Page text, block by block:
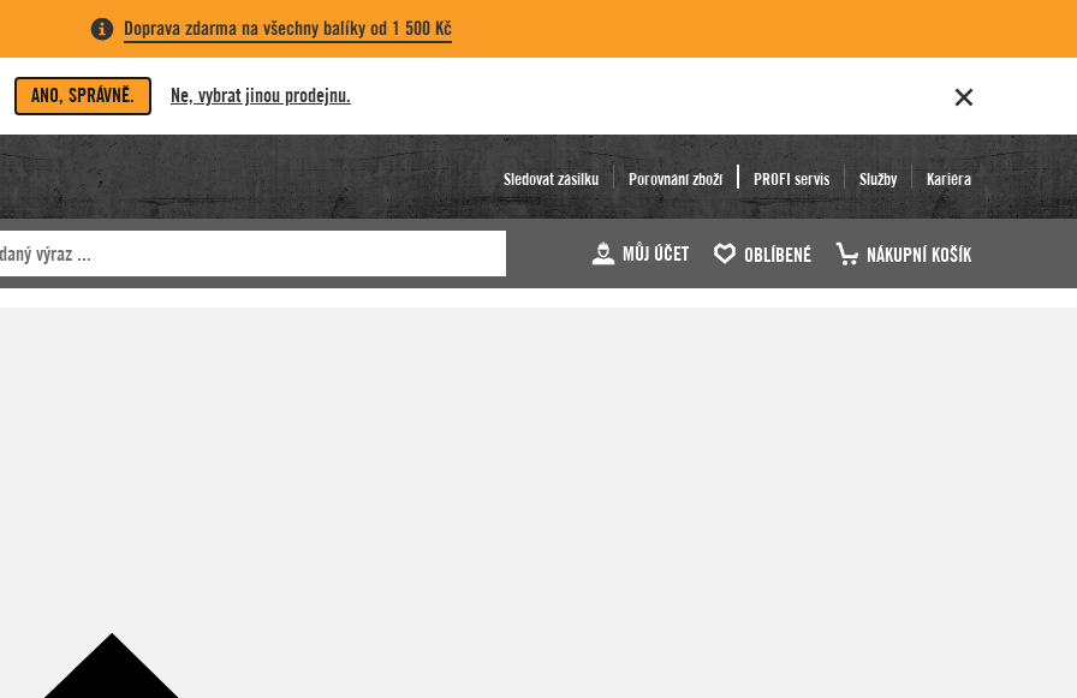
Doprava zdarma na všechny balíky od 1 500 Kč
ANO, SPRÁVNĚ. Ne, vybrat jinou prodejnu.
Sledovat zásilku Porovnání zboží PROFI servis Služby Kariéra
MŮJ ÚČET OBLÍBENÉ NÁKUPNÍ KOŠÍK